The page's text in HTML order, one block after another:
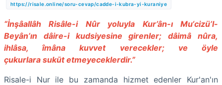
https://risale.online/soru-cevap/cadde-i-kubra-yi-kuraniye
“İnşâallâh Risâle-i Nûr yoluyla Kur’ân-ı Mu‘cizü’l-
Beyân’ın dâire-i kudsiyesine girenler; dâimâ nûra,
ihlâsa, îmâna kuvvet verecekler; ve öyle
çukurlara sukūt etmeyeceklerdir.”
Risale-i Nur ile bu zamanda hizmet edenler Kur'an'ın